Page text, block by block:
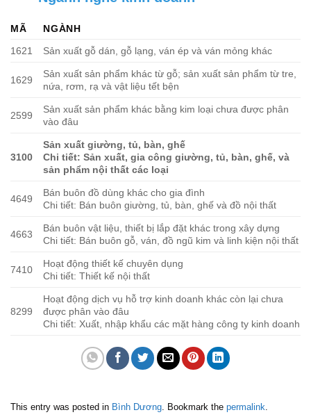
MÃ
NGÀNH
1621
Sản xuất gỗ dán, gỗ lạng, ván ép và ván mỏng khác
1629
Sản xuất sản phẩm khác từ gỗ; sản xuất sản phẩm từ tre,
nứa, rơm, rạ và vật liệu tết bện
2599
Sản xuất sản phẩm khác bằng kim loại chưa được phân
vào đâu
3100
Sản xuất giường, tủ, bàn, ghế
Chi tiết: Sản xuất, gia công giường, tủ, bàn, ghế, và
sản phẩm nội thất các loại
4649
Bán buôn đồ dùng khác cho gia đình
Chi tiết: Bán buôn giường, tủ, bàn, ghế và đồ nội thất
4663
Bán buôn vật liệu, thiết bị lắp đặt khác trong xây dựng
Chi tiết: Bán buôn gỗ, ván, đồ ngũ kim và linh kiện nội thất
7410
Hoạt động thiết kế chuyên dụng
Chi tiết: Thiết kế nội thất
8299
Hoạt động dịch vụ hỗ trợ kinh doanh khác còn lại chưa
được phân vào đâu
Chi tiết: Xuất, nhập khẩu các mặt hàng công ty kinh doanh
This entry was posted in Bình Dương . Bookmark the permalink